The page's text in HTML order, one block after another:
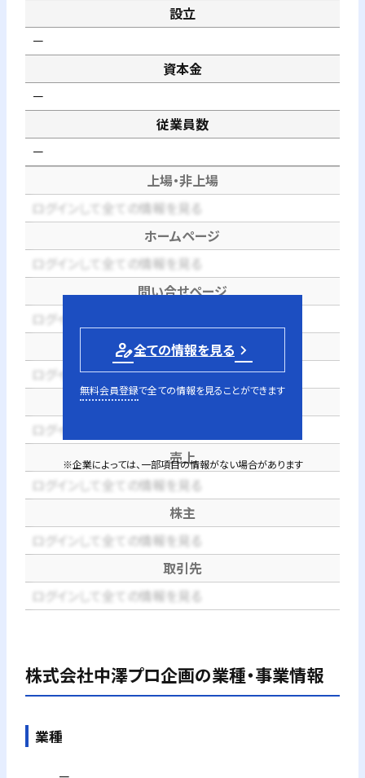
設立
－
資本金
－
従業員数
－
上場・非上場
ログインして全ての情報を見る
ホームページ
ログインして全ての情報を見る
問い合せページ
ログインして全ての情報を見る
電話番号
ログインして全ての情報を見る
代表者
ログインして全ての情報を見る
売上
ログインして全ての情報を見る
株主
ログインして全ての情報を見る
取引先
ログインして全ての情報を見る
person_edit全ての情報を見る
無料会員登録で全ての情報を見ることができます
※企業によっては、一部項目の情報がない場合があります
株式会社中澤プロ企画の業種・事業情報
業種